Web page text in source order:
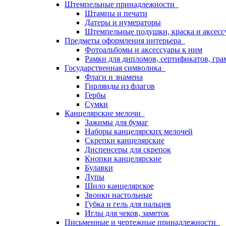
Штемпельные принадлежности
Штампы и печати
Датеры и нумераторы
Штемпельные подушки, краска и
Предметы оформления интерьера
Фотоальбомы и аксессуары к ним
Рамки для дипломов, сертификатов,
Государственная символика
Флаги и знамена
Гирлянды из флагов
Гербы
Сумки
Канцелярские мелочи
Зажимы для бумаг
Наборы канцелярских мелочей
Скрепки канцелярские
Диспенсеры для скрепок
Кнопки канцелярские
Булавки
Лупы
Шило канцелярское
Звонки настольные
Губка и гель для пальцев
Иглы для чеков, заметок
Письменные и чертежные принадлежности